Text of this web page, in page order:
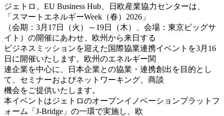
ジェトロ、EU Business Hub、日欧産業協力センターは、
「スマートエネルギーWeek（春）2026」
（会期：3月17日（火）～19日（木）、会場：東京ビッグサ
イト）の開催にあわせ、欧州から来日する
ビジネスミッションを迎えた国際協業連携イベントを3月16
日に開催いたします。欧州のエネルギー関
連企業を中心に、日本企業との協業・連携創出を目的とし
て、セミナーおよびネットワーキング、商談
機会をご提供いたします。
本イベントはジェトロのオープンイノベーションプラットフ
ォーム「J-Bridge」の一環で実施し、欧